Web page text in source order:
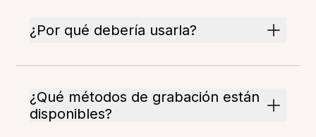
¿Por qué debería usarla?
¿Qué métodos de grabación están
disponibles?